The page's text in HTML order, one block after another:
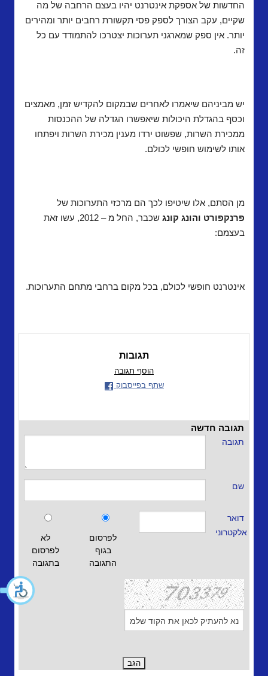
החדשות של אספקת אינטרנט יהיו בעצם הרחבה של מה
שקיים, עקב הצורך לספק פסי תקשורת רחבים יותר ומהירים
יותר. אין ספק שמארגני תערוכות יצטרכו להתמודד עם כל
זה.
יש מביניהם שיאמרו לאחרים שבמקום להקדיש זמן, מאמצים
וכסף בהגדלת היכולות שיאפשרו הגדלה של ההכנסות
ממכירת השרות, שפשוט ירדו מענין מכירת השרות ויפתחו
אותו לשימוש חופשי לכולם.
מן הסתם, אלו שיטיפו לכך הם מרכזי התערוכות של
פרנקפורט והונג קונג
שכבר, החל מ – 2012, עשו זאת
בעצמם:
אינטרנט חופשי לכולם, בכל מקום ברחבי מתחם התערוכות.
תגובות
הוסף תגובה
שתף בפייסבוק
תגובה חדשה
תגובה
שם
לא
לפרסום
בתגובה
לפרסום
בגוף
התגובה
דואר
אלקטרוני